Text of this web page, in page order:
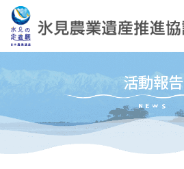
活動報告
NEWS